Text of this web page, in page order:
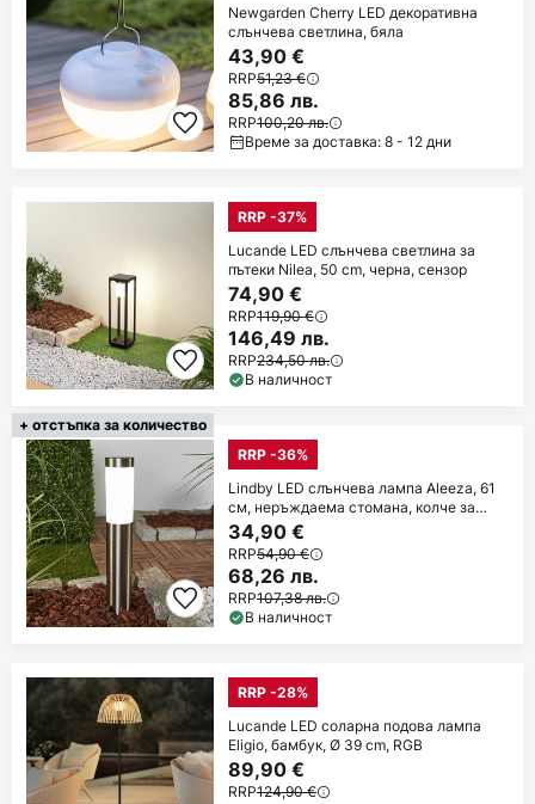
Newgarden Cherry LED декоративна
слънчева светлина, бяла
43,90 €
RRP51,23 €
85,86 лв.
RRP100,20 лв.
Време за доставка: 8 - 12 дни
RRP -37%
Lucande LED слънчева светлина за
пътеки Nilea, 50 cm, черна, сензор
74,90 €
RRP119,90 €
146,49 лв.
RRP234,50 лв.
В наличност
+ отстъпка за количество
RRP -36%
Lindby LED слънчева лампа Aleeza, 61
см, неръждаема стомана, колче за
забиване
34,90 €
RRP54,90 €
68,26 лв.
RRP107,38 лв.
В наличност
RRP -28%
Lucande LED соларна подова лампа
Eligio, бамбук, Ø 39 cm, RGB
89,90 €
RRP124,90 €